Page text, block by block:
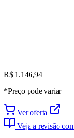
R$ 1.146,94
*Preço pode variar
Ver oferta
Veja a revisão